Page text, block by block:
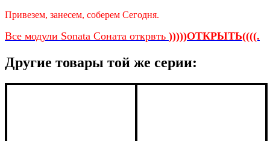
Привезем, занесем, соберем Сегодня.
Все модули Sonata Соната открвть )))))ОТКРЫТЬ((((.
Другие товары той же серии: